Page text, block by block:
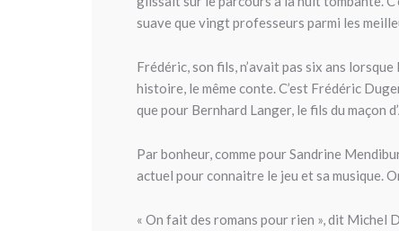
suave que vingt professeurs parmi les
Frédéric, son fils, n’avait pas six ans
histoire, le même conte. C’est Frédéric
que pour Bernhard Langer, le fils du maçon
Par bonheur, comme pour Sandrine
actuel pour connaitre le jeu et sa musique.
« On fait des romans pour rien », dit Michel